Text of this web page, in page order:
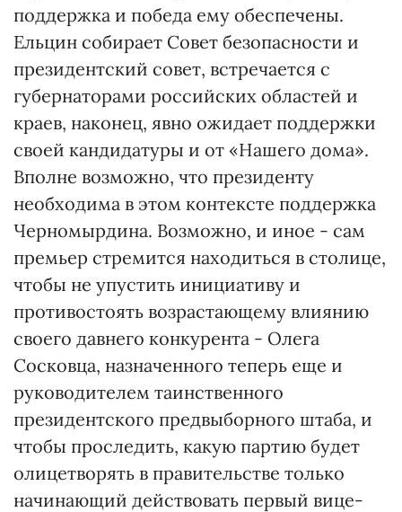
поддержка и победа ему обеспечены.
Ельцин собирает Совет безопасности и
президентский совет, встречается с
губернаторами российских областей и
краев, наконец, явно ожидает поддержки
своей кандидатуры и от «Нашего дома».
Вполне возможно, что президенту
необходима в этом контексте поддержка
Черномырдина. Возможно, и иное - сам
премьер стремится находиться в столице,
чтобы не упустить инициативу и
противостоять возрастающему влиянию
своего давнего конкурента - Олега
Сосковца, назначенного теперь еще и
руководителем таинственного
президентского предвыборного штаба, и
чтобы проследить, какую партию будет
олицетворять в правительстве только
начинающий действовать первый вице-